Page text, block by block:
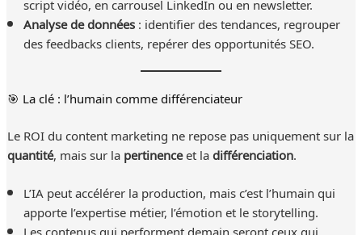
Analyse de données: identifier des tendances, regrouper
des feedbacks clients, repérer des opportunités SEO.
🎯 La clé : l’humain comme différenciateur
Le ROI du content marketing ne repose pas uniquement sur la
quantité, mais sur lapertinenceet ladifférenciation.
L’IA peut accélérer la production, mais c’est l’humain qui
apporte l’expertise métier, l’émotion et le storytelling.